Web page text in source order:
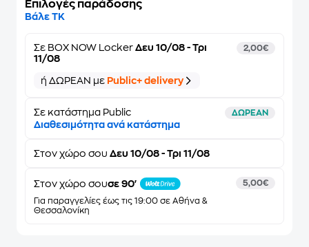
Επιλογές παράδοσης
Βάλε ΤΚ
Σε BOX NOW Locker Δευ 10/08 - Τρι
11/08
2,00€
ή ΔΩΡΕΑΝ με Public+ delivery
Σε κατάστημα Public ΔΩΡΕΑΝ
Διαθεσιμότητα ανά κατάστημα
Στον χώρο σου Δευ 10/08 - Τρι 11/08
Στον χώρο σουσε 90'
Για παραγγελίες έως τις 19:00 σε Αθήνα &
Θεσσαλονίκη
5,00€